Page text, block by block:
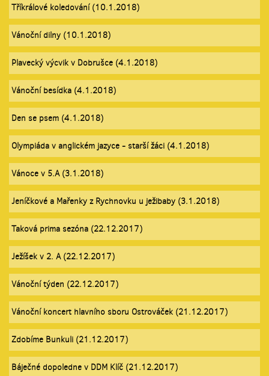
Tříkrálové koledování (10.1.2018)
Vánoční dilny (10.1.2018)
Plavecký výcvik v Dobrušce (4.1.2018)
Vánoční besídka (4.1.2018)
Den se psem (4.1.2018)
Olympiáda v anglickém jazyce - starší žáci (4.1.2018)
Vánoce v 5.A (3.1.2018)
Jeníčkové a Mařenky z Rychnovku u ježibaby (3.1.2018)
Taková prima sezóna (22.12.2017)
Ježíšek v 2. A (22.12.2017)
Vánoční týden (22.12.2017)
Vánoční koncert hlavního sboru Ostrováček (21.12.2017)
Zdobíme Bunkuli (21.12.2017)
Báječné dopoledne v DDM Klíč (21.12.2017)